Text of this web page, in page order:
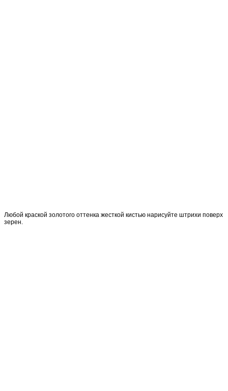
Любой краской золотого оттенка жесткой кистью нарисуйте штрихи поверх
зерен.